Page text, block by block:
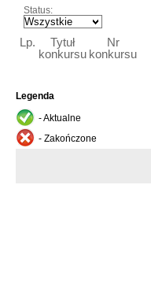
Status:
Lp.
Tytuł
konkursu
Nr
konkursu
Legenda
- Aktualne
- Zakończone